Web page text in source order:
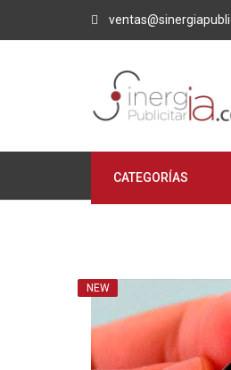
CATEGORÍAS
NEW